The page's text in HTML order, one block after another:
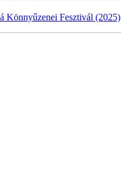
Fesztivál (2025)